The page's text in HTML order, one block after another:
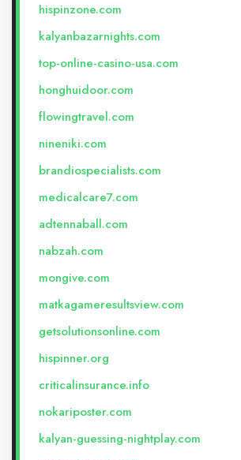
hispinzone.com
kalyanbazarnights.com
top-online-casino-usa.com
honghuidoor.com
flowingtravel.com
nineniki.com
brandiospecialists.com
medicalcare7.com
adtennaball.com
nabzah.com
mongive.com
matkagameresultsview.com
getsolutionsonline.com
hispinner.org
criticalinsurance.info
nokariposter.com
kalyan-guessing-nightplay.com